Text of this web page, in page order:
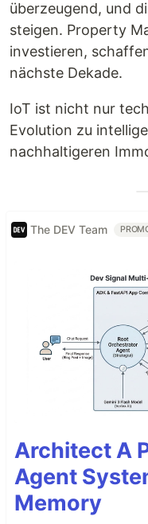
überzeugend, und
steigen. Property
investieren,
nächste Dekade.
IoT ist nicht nur
Evolution zu
nachhaltigeren
The DEV Team
Architect A
Agent
Memory